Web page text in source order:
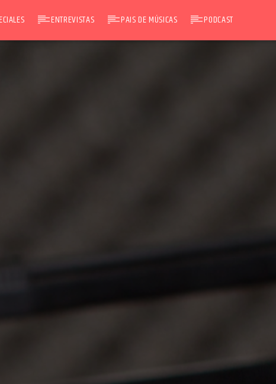
ENTREVISTAS PAIS DE MÚSICAS PODCAST